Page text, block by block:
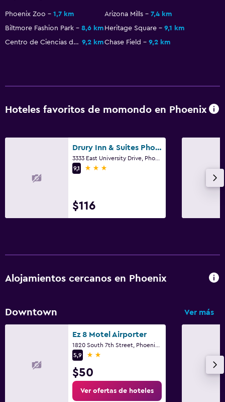
Phoenix Zoo 1,7 km Arizona Mills
7,4 km
Biltmore Fashion Park
8,6 km Heritage Square
9,1 km
Centro de Ciencias de Arizona 9,2 kmChase Field 9,2 km
Hoteles favoritos de momondo en Phoenix
Drury Inn & Suites Phoenix Airport
9,1
3 estrellas
$116
Alojamientos cercanos en Phoenix
Downtown Ver más
Ez 8 Motel Airporter
5,9
2 estrellas
$50
Ver ofertas de hoteles